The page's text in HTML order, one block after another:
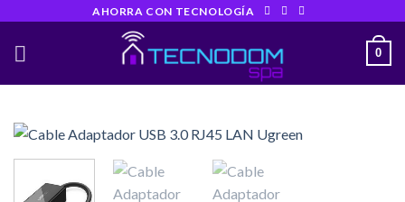
content
AHORRA CON TECNOLOGÍA
0